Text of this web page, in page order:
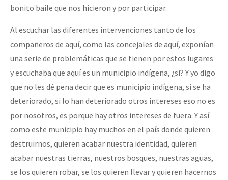
Semillero Guerra contra la Humanidad. (Las poblaciones y
la naturaleza bajo asedio)
Libros para descargar
Medios Libres
COVID-19
Eventos
bonito baile que nos hicieron y por participar.
Al escuchar las diferentes intervenciones tanto de los
compañeros de aquí, como las concejales de aquí, exponían
una serie de problemáticas que se tienen por estos lugares
y escuchaba que aquí es un municipio indígena, ¿si? Y yo digo
que no les dé pena decir que es municipio indígena, si se ha
deteriorado, si lo han deteriorado otros intereses eso no es
por nosotros, es porque hay otros intereses de fuera. Y así
como este municipio hay muchos en el país donde quieren
destruirnos, quieren acabar nuestra identidad, quieren
acabar nuestras tierras, nuestros bosques, nuestras aguas,
se los quieren robar, se los quieren llevar y quieren hacernos